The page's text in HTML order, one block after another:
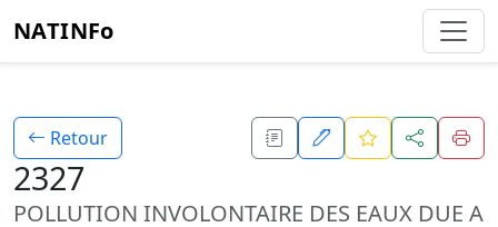
NATINFo
Retour
2327
POLLUTION INVOLONTAIRE DES EAUX DUE A